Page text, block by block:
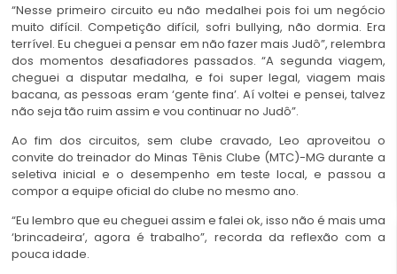
“Nesse primeiro circuito eu não medalhei pois foi um negócio
muito difícil. Competição difícil, sofri bullying, não dormia. Era
terrível. Eu cheguei a pensar em não fazer mais Judô”, relembra
dos momentos desafiadores passados. “A segunda viagem,
cheguei a disputar medalha, e foi super legal, viagem mais
bacana, as pessoas eram ‘gente fina’. Aí voltei e pensei, talvez
não seja tão ruim assim e vou continuar no Judô”.
Ao fim dos circuitos, sem clube cravado, Leo aproveitou o
convite do treinador do Minas Tênis Clube (MTC)-MG durante a
seletiva inicial e o desempenho em teste local, e passou a
compor a equipe oficial do clube no mesmo ano.
“Eu lembro que eu cheguei assim e falei ok, isso não é mais uma
‘brincadeira’, agora é trabalho”, recorda da reflexão com a
pouca idade.